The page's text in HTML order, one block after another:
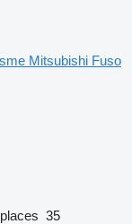
Mitsubishi Fuso
35